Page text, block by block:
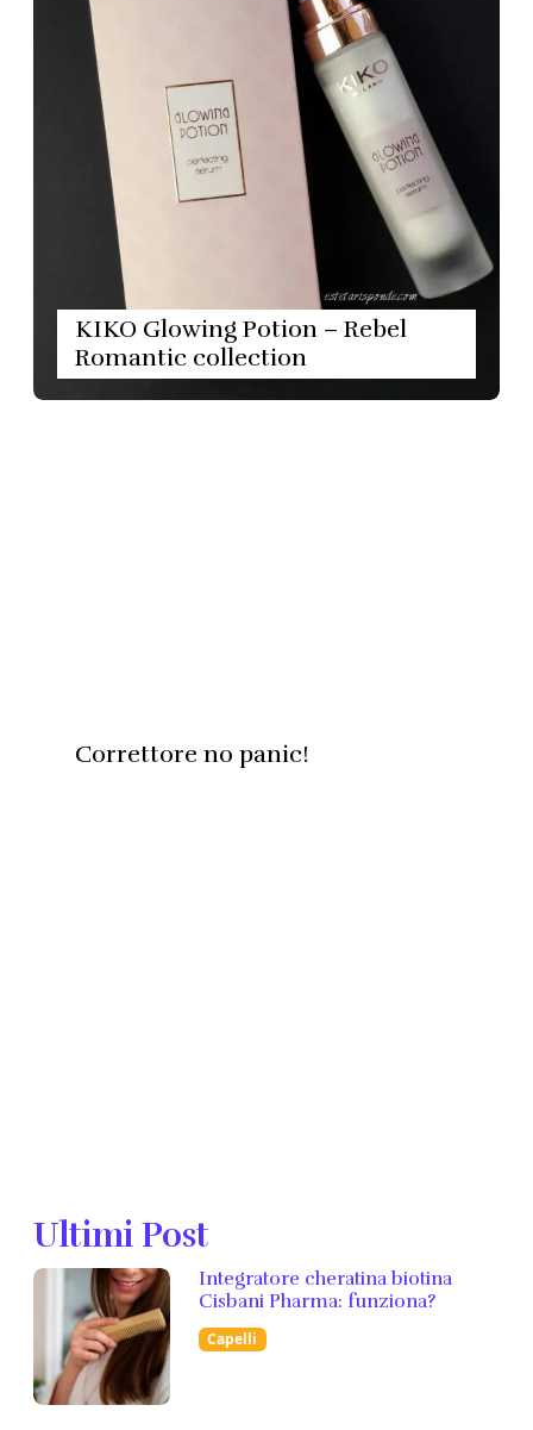
KIKO Glowing Potion – Rebel
Romantic collection
Correttore no panic!
Ultimi Post
Integratore cheratina biotina
Cisbani Pharma: funziona?
Capelli